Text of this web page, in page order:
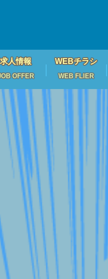
求人情報
OFFER
WEBチラシ
WEB FLIER